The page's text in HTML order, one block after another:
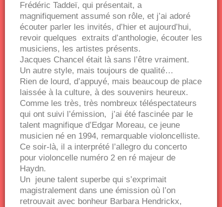
Frédéric Taddeï, qui présentait, a
magnifiquement assumé son rôle, et j’ai adoré
écouter parler les invités, d’hier et aujourd’hui,
revoir quelques extraits d’anthologie, écouter les
musiciens, les artistes présents.
Jacques Chancel était là sans l’être vraiment.
Un autre style, mais toujours de qualité…
Rien de lourd, d’appuyé, mais beaucoup de place
laissée à la culture, à des souvenirs heureux.
Comme les très, très nombreux téléspectateurs
qui ont suivi l’émission, j’ai été fascinée par le
talent magnifique d’Edgar Moreau, ce jeune
musicien né en 1994, remarquable violoncelliste.
Ce soir-là, il a interprété l’allegro du concerto
pour violoncelle numéro 2 en ré majeur de
Haydn.
Un jeune talent superbe qui s’exprimait
magistralement dans une émission où l’on
retrouvait avec bonheur Barbara Hendrickx,